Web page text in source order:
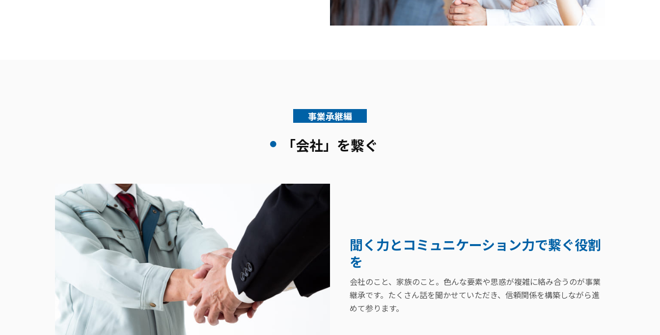
事業承継編
「会社」を繋ぐ
聞く力とコミュニケーション力で繋ぐ役割
を
会社のこと、家族のこと。色んな要素や思惑が複雑に絡み合うのが事業
継承です。たくさん話を聞かせていただき、信頼関係を構築しながら進
めて参ります。